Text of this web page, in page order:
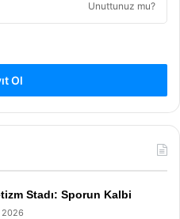
Unuttunuz mu?
Ol
Stadı: Sporun Kalbi
2026